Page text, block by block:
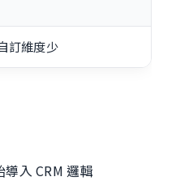
訂維度少
入 CRM 邏輯